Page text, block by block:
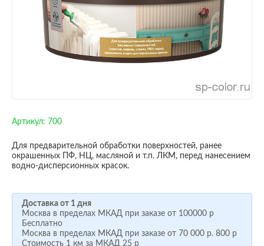
Артикул: 700
Для предварительной обработки поверхностей, ранее
окрашенных ПФ, НЦ, масляной и т.п. ЛКМ, перед нанесением
водно-дисперсионных красок.
Доставка от 1 дня
Москва в пределах МКАД при заказе от 100000 р
Бесплатно
Москва в пределах МКАД при заказе от 70 000 р. 800 р
Стоимость 1 км за МКАД 25 р